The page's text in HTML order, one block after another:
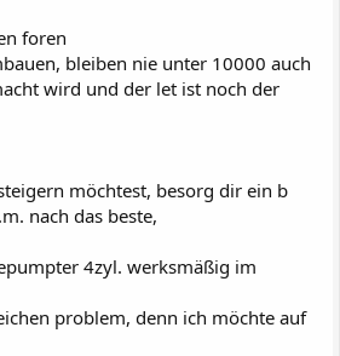
foren
bleiben nie unter 10000 auch
wird und der let ist noch der
möchtest, besorg dir ein b
nach das beste,
4zyl. werksmäßig im
problem, denn ich möchte auf